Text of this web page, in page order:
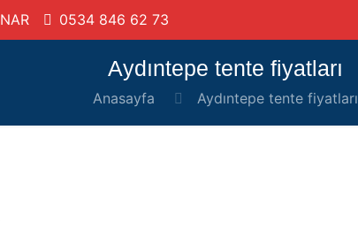
0534 846 62 73
Aydıntepe tente fiyatları
Anasayfa Aydıntepe tente fiyatları